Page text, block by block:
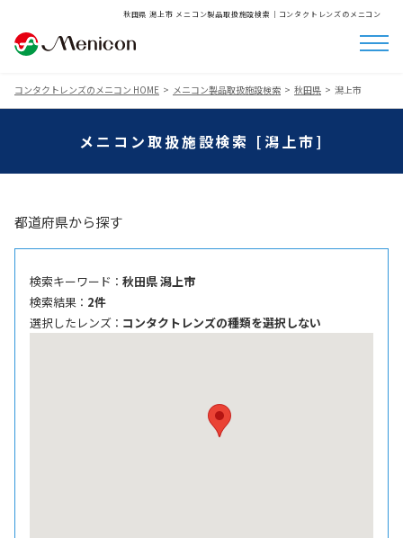
秋田県 潟上市 メニコン製品取扱施設検索│コンタクトレンズのメニコン
コンタクトレンズのメニコン HOME メニコン製品取扱施設検索 秋田県 潟上市
メニコン取扱施設検索 [潟上市]
都道府県から探す
検索キーワード ： 秋田県 潟上市
検索結果 ： 2件
選択したレンズ ： コンタクトレンズの種類を選択しない